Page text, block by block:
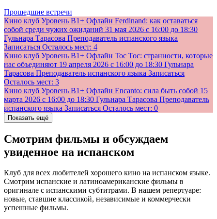
Прошедшие встречи
Кино клуб Уровень В1+ Офлайн Ferdinand: как оставаться
собой среди чужих ожиданий 31 мая 2026 с 16:00 до 18:30
Гульнара Тарасова Преподаватель испанского языка
Записаться Осталось мест: 4
Кино клуб Уровень В1+ Офлайн Toc Toc: странности, которые
нас объединяют 19 апреля 2026 с 16:00 до 18:30 Гульнара
Тарасова Преподаватель испанского языка Записаться
Осталось мест: 3
Кино клуб Уровень В1+ Офлайн Encanto: сила быть собой 15
марта 2026 с 16:00 до 18:30 Гульнара Тарасова Преподаватель
испанского языка Записаться Осталось мест: 0
Показать ещё
Смотрим фильмы и обсуждаем
увиденное на испанском
Клуб для всех любителей хорошего кино на испанском языке.
Смотрим испанские и латиноамериканские фильмы в
оригинале с испанскими субтитрами. В нашем репертуаре:
новые, ставшие классикой, независимые и коммерчески
успешные фильмы.